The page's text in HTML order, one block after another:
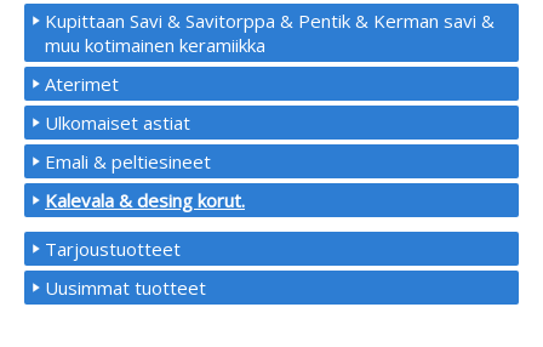
Kupittaan Savi & Savitorppa & Pentik & Kerman savi &
muu kotimainen keramiikka
Aterimet
Ulkomaiset astiat
Emali & peltiesineet
Kalevala & desing korut.
Tarjoustuotteet
Uusimmat tuotteet